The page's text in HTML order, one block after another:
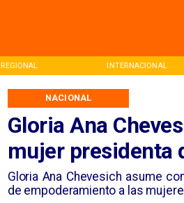
REGIONAL INTERNACIONAL
Gloria Ana
mujer presidenta
Gloria Ana Chevesich asume
de empoderamiento a las
NACIONAL